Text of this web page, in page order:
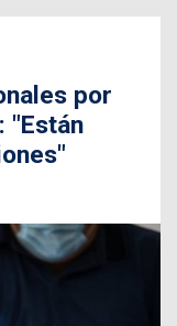
por
"Están